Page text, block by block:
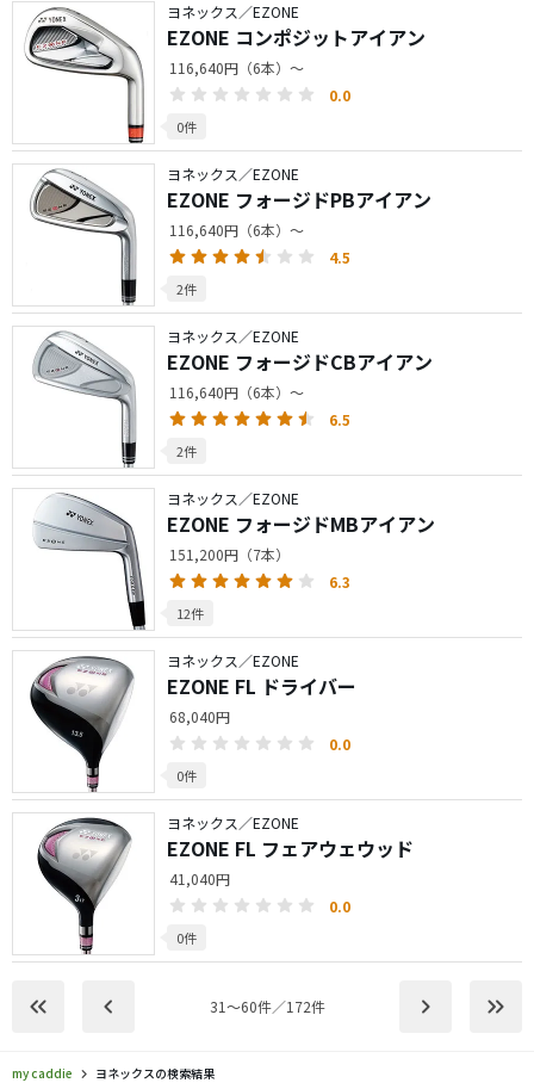
ヨネックス／EZONE
EZONE コンポジットアイアン
116,640円（6本）～
0.0
0件
ヨネックス／EZONE
EZONE フォージドPBアイアン
116,640円（6本）～
4.5
2件
ヨネックス／EZONE
EZONE フォージドCBアイアン
116,640円（6本）～
6.5
2件
ヨネックス／EZONE
EZONE フォージドMBアイアン
151,200円（7本）
6.3
12件
ヨネックス／EZONE
EZONE FL ドライバー
68,040円
0.0
0件
ヨネックス／EZONE
EZONE FL フェアウェウッド
41,040円
0.0
0件
keyboard_double_arrow_left keyboard_arrow_left 31〜60件／172件 keyboard_arrow_right keyboard_double_arrow_right
my caddie ヨネックスの検索結果